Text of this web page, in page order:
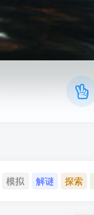
模拟 解谜 探索